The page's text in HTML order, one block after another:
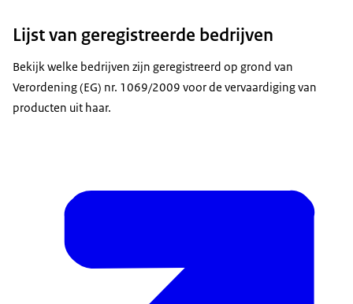
Lijst van geregistreerde bedrijven
Bekijk welke bedrijven zijn geregistreerd op grond van
Verordening (EG) nr. 1069/2009 voor de vervaardiging van
producten uit haar.